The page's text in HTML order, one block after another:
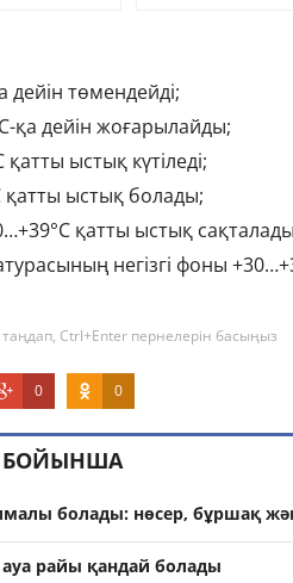
дейін төмендейді;
қа дейін жоғарылайды;
ыстық күтіледі;
қатты ыстық болады;
қатты ыстық
негізгі фоны
Ctrl+Enter пернелерін басыңыз
0 0
БОЙЫНША
болады: нөсер, бұршақ
ауа райы қандай болады